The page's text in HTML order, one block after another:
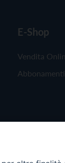
E-Shop
Vendita
Abbonamenti